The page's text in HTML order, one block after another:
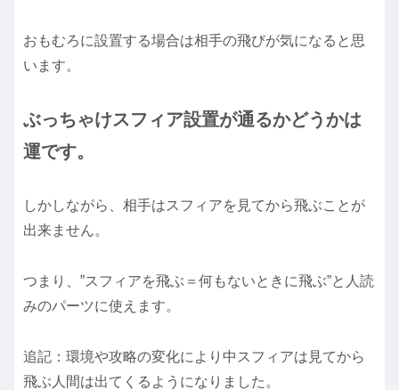
おもむろに設置する場合は相手の飛びが気になると思
います。
ぶっちゃけスフィア設置が通るかどうかは
運です。
しかしながら、相手はスフィアを見てから飛ぶことが
出来ません。
つまり、”スフィアを飛ぶ＝何もないときに飛ぶ”と人読
みのパーツに使えます。
追記：環境や攻略の変化により中スフィアは見てから
飛ぶ人間は出てくるようになりました。